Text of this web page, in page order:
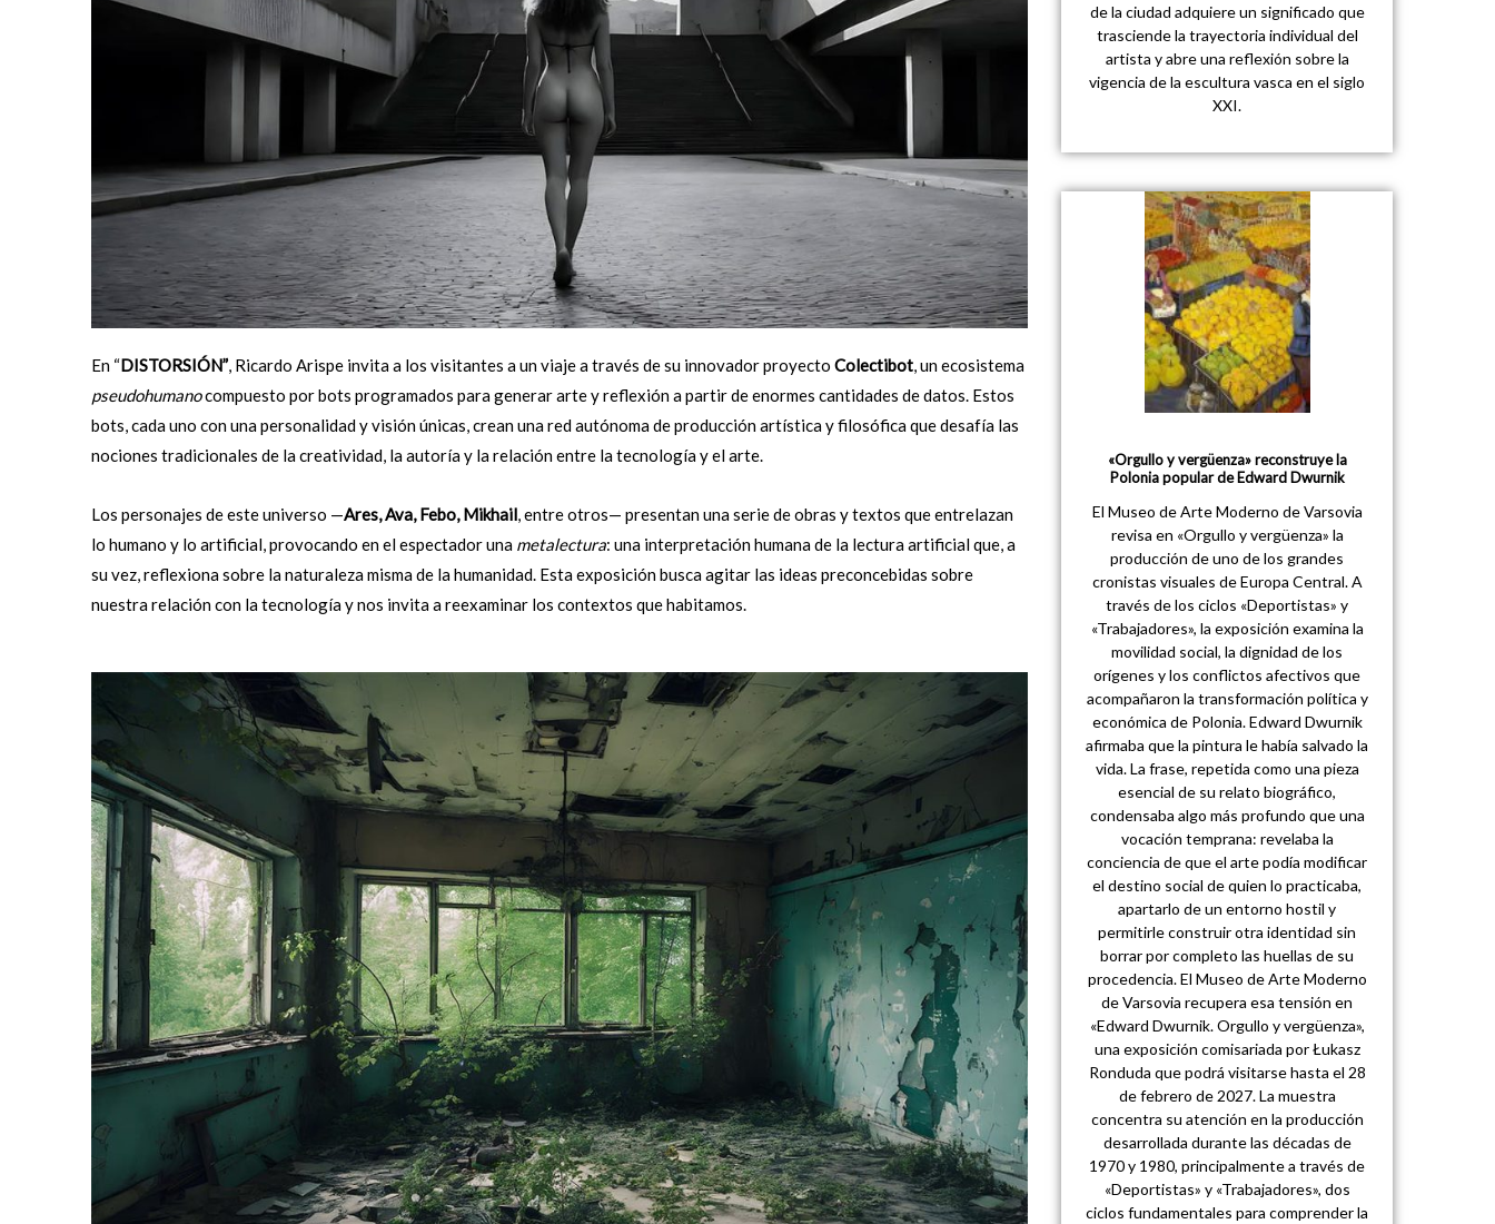
En “DISTORSIÓN”, Ricardo Arispe invita a los visitantes a un viaje a través de su innovador proyecto Colectibot, un ecosistema
pseudohumanocompuesto por bots programados para generar arte y reflexión a partir de enormes cantidades de datos. Estos
bots, cada uno con una personalidad y visión únicas, crean una red autónoma de producción artística y filosófica que desafía las
nociones tradicionales de la creatividad, la autoría y la relación entre la tecnología y el arte.
Los personajes de este universo —Ares, Ava, Febo, Mikhail, entre otros— presentan una serie de obras y textos que entrelazan
lo humano y lo artificial, provocando en el espectador una metalectura: una interpretación humana de la lectura artificial que, a
su vez, reflexiona sobre la naturaleza misma de la humanidad. Esta exposición busca agitar las ideas preconcebidas sobre
nuestra relación con la tecnología y nos invita a reexaminar los contextos que habitamos.
de la ciudad adquiere un significado que
trasciende la trayectoria individual del
artista y abre una reflexión sobre la
vigencia de la escultura vasca en el siglo
XXI.
«Orgullo y vergüenza» reconstruye la
Polonia popular de Edward Dwurnik
El Museo de Arte Moderno de Varsovia
revisa en «Orgullo y vergüenza» la
producción de uno de los grandes
cronistas visuales de Europa Central. A
través de los ciclos «Deportistas» y
«Trabajadores», la exposición examina la
movilidad social, la dignidad de los
orígenes y los conflictos afectivos que
acompañaron la transformación política y
económica de Polonia. Edward Dwurnik
afirmaba que la pintura le había salvado la
vida. La frase, repetida como una pieza
esencial de su relato biográfico,
condensaba algo más profundo que una
vocación temprana: revelaba la
conciencia de que el arte podía modificar
el destino social de quien lo practicaba,
apartarlo de un entorno hostil y
permitirle construir otra identidad sin
borrar por completo las huellas de su
procedencia. El Museo de Arte Moderno
de Varsovia recupera esa tensión en
«Edward Dwurnik. Orgullo y vergüenza»,
una exposición comisariada por Łukasz
Ronduda que podrá visitarse hasta el 28
de febrero de 2027. La muestra
concentra su atención en la producción
desarrollada durante las décadas de
1970 y 1980, principalmente a través de
«Deportistas» y «Trabajadores», dos
ciclos fundamentales para comprender la